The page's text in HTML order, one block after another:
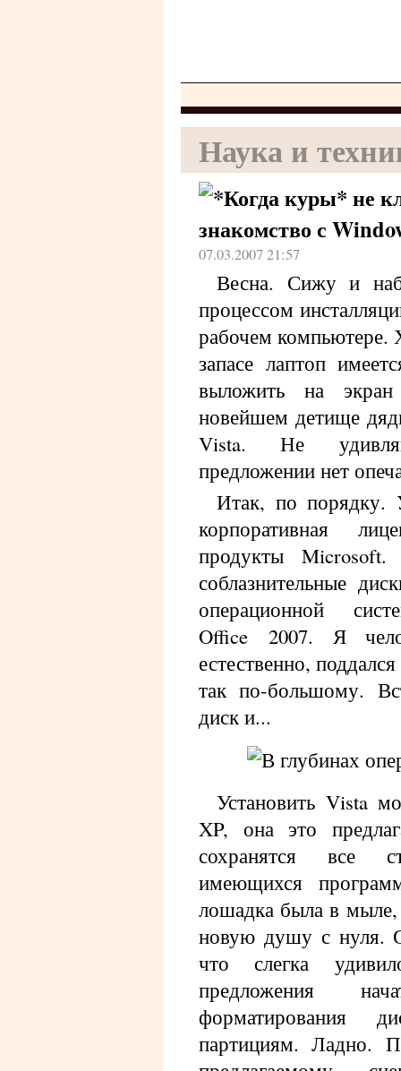
Наука и
Когда куры* не
знакомство с
07.03.2007 21:57
Весна. Сижу и
процессом
рабочем
запасе лаптоп
выложить на
новейшем детище
Vista. Не
предложении нет
Итак, по порядку.
корпоративная
продукты
соблазнительные
операционной
Office 2007. Я
естественно,
так по-большому.
диск и...
Установить Vista
XP, она это
сохранятся все
имеющихся
лошадка была в
новую душу с нуля.
что слегка
предложения
форматирования
партициям. Ладно.